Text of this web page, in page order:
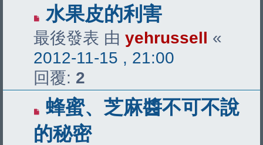
水果皮的利害
最後發表 由 yehrussell «
2012-11-15 , 21:00
回覆: 2
蜂蜜、芝麻醬不可不說
的秘密